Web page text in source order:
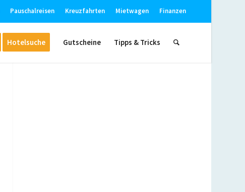
Pauschalreisen Kreuzfahrten Mietwagen Finanzen
Hotelsuche Gutscheine Tipps & Tricks